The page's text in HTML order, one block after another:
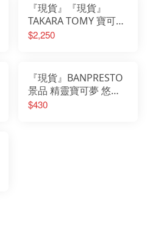
『現貨』『現貨』
TAKARA TOMY 寶可夢
Pokemon 30週年紀念
$2,250
『現貨』BANPRESTO
景品 精靈寶可夢 悠閒
時光 休息時光 皮卡丘
$430